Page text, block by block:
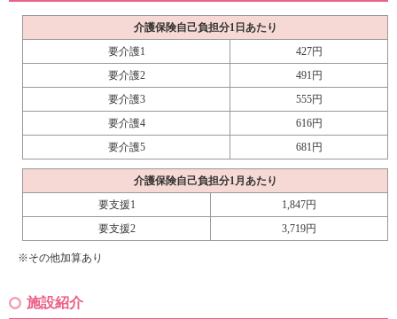
介護保険自己負担分1日あたり
要介護1
427円
要介護2
491円
要介護3
555円
要介護4
616円
要介護5
681円
介護保険自己負担分1月あたり
要支援1
1,847円
要支援2
3,719円
※その他加算あり
施設紹介